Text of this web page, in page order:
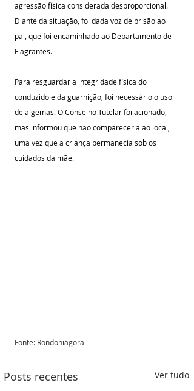
agressão física considerada desproporcional.
Diante da situação, foi dada voz de prisão ao
pai, que foi encaminhado ao Departamento de
Flagrantes.
Para resguardar a integridade física do
conduzido e da guarnição, foi necessário o uso
de algemas. O Conselho Tutelar foi acionado,
mas informou que não compareceria ao local,
uma vez que a criança permanecia sob os
cuidados da mãe.
Fonte: Rondoniagora
Posts recentes Ver tudo